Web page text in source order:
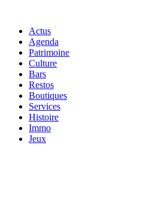
Actus
Agenda
Patrimoine
Culture
Bars
Restos
Boutiques
Services
Histoire
Immo
Jeux